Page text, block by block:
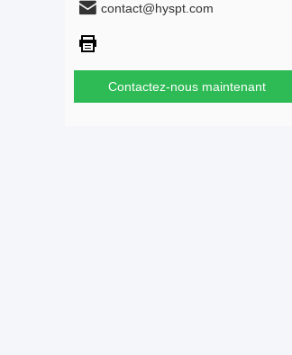
contact@hyspt.com
Contactez-nous maintenant